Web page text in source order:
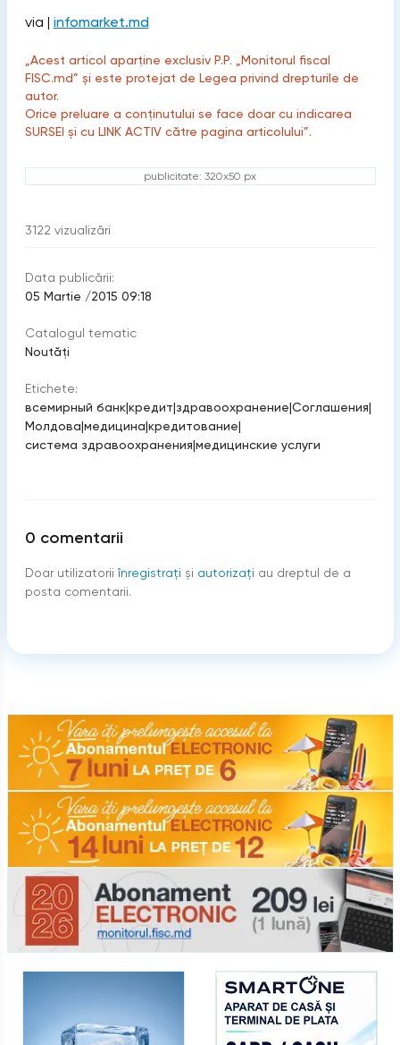
via | infomarket.md
„Acest articol aparține exclusiv P.P. „Monitorul fiscal
FISC.md” și este protejat de Legea privind drepturile de
autor.
Orice preluare a conținutului se face doar cu indicarea
SURSEI și cu LINK ACTIV către pagina articolului”.
publicitate: 320x50 px
3122 vizualizări
Data publicării:
05 Martie /2015 09:18
Catalogul tematic
Noutăți
Etichete:
всемирный банк|кредит|здравоохранение|Соглашения|
Молдова|медицина|кредитование|
система здравоохранения|медицинские услуги
0 comentarii
Doar utilizatorii înregistraţi şi autorizați au dreptul de a
posta comentarii.